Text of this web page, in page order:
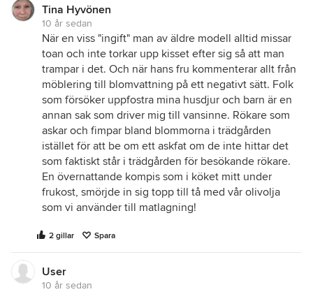
Tina Hyvönen
10 år sedan
När en viss "ingift" man av äldre modell alltid missar
toan och inte torkar upp kisset efter sig så att man
trampar i det. Och när hans fru kommenterar allt från
möblering till blomvattning på ett negativt sätt. Folk
som försöker uppfostra mina husdjur och barn är en
annan sak som driver mig till vansinne. Rökare som
askar och fimpar bland blommorna i trädgården
istället för att be om ett askfat om de inte hittar det
som faktiskt står i trädgården för besökande rökare.
En övernattande kompis som i köket mitt under
frukost, smörjde in sig topp till tå med vår olivolja
som vi använder till matlagning!
2 gillar Spara
User
10 år sedan